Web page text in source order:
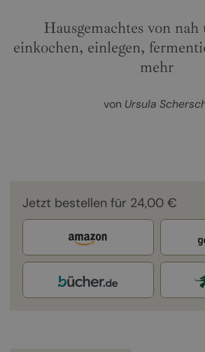
Hausgemachtes von
einkochen, einlegen,
mehr
von Ursula
Jetzt bestellen für 24,00 €